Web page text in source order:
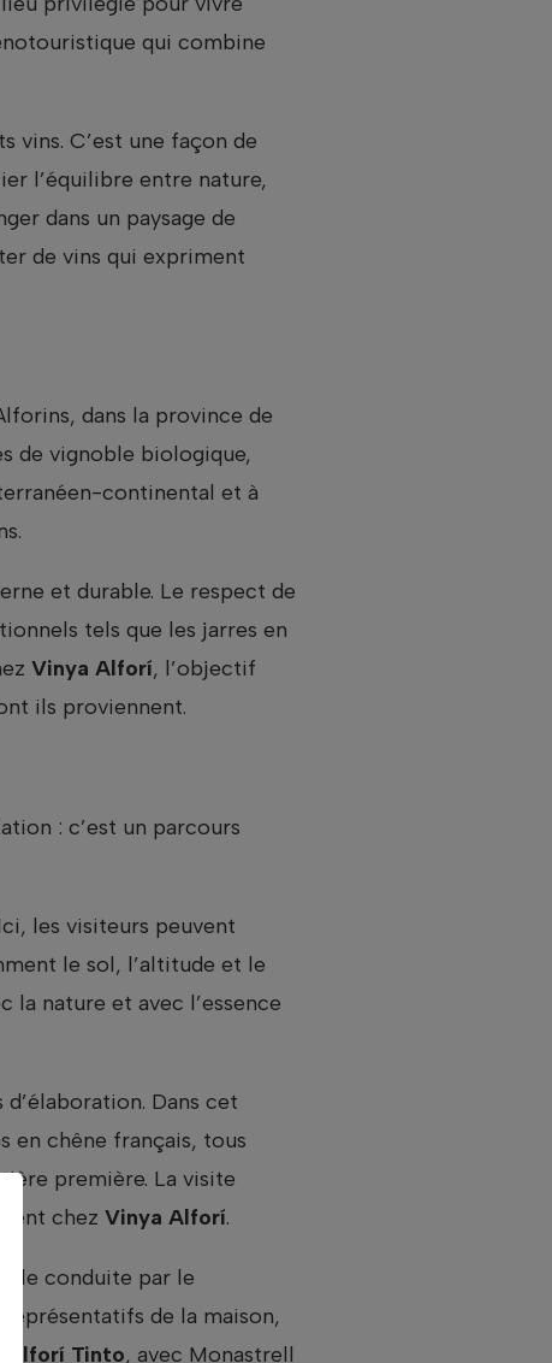
qui combine
vins. C’est une façon de
l’équilibre entre nature,
dans un paysage de
de vins qui expriment
dans la province de
de vignoble biologique,
continental et à
et durable. Le respect de
tels que les jarres en
Vinya Alforí, l’objectif
ils proviennent.
: c’est un parcours
les visiteurs peuvent
le sol, l’altitude et le
la nature et avec l’essence
Dans cet
en chêne français, tous
première. La visite
chez Vinya Alforí.
conduite par le
de la maison,
Alforí Tinto, avec Monastrell